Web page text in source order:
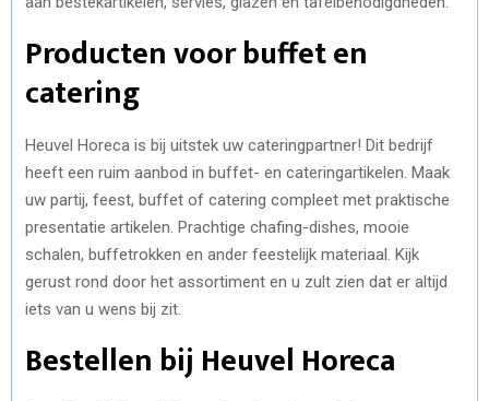
Producten voor buffet en
catering
Heuvel Horeca is bij uitstek uw cateringpartner! Dit bedrijf
heeft een ruim aanbod in buffet- en cateringartikelen. Maak
uw partij, feest, buffet of catering compleet met praktische
presentatie artikelen. Prachtige chafing-dishes, mooie
schalen, buffetrokken en ander feestelijk materiaal. Kijk
gerust rond door het assortiment en u zult zien dat er altijd
iets van u wens bij zit.
Bestellen bij Heuvel Horeca